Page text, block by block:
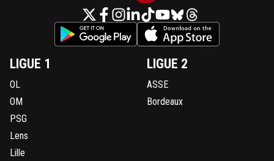
LIGUE 1
OL
OM
PSG
Lens
Lille
LIGUE 2
ASSE
Bordeaux